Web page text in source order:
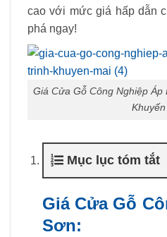
cao với mức giá hấp dẫn
phá ngay!
Giá Cửa Gỗ Công Nghiệp
Mục lục tóm tắt
Giá Cửa Gỗ
Sơn: